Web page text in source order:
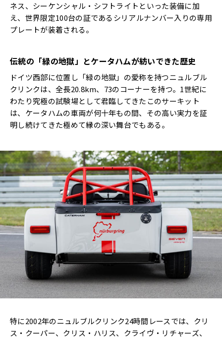
ネス、シーケンシャル・シフトライトといった装備に加
え、世界限定100台の証であるシリアルナンバー入りの専用
プレートが装着される。
伝統の「緑の地獄」とケータハムが紡いできた歴史
ドイツ西部に位置し「緑の地獄」の愛称を持つニュルブル
クリンクは、全長20.8km、73のコーナーを持つ。1世紀に
わたり究極の試験場として君臨してきたこのサーキット
は、ケータハムの車両が何十年もの間、その高い実力を証
明し続けてきた極めて縁の深い舞台でもある。
特に2002年のニュルブルクリンク24時間レースでは、クリ
ス・クーパー、クリス・ハリス、クライヴ・リチャーズ、